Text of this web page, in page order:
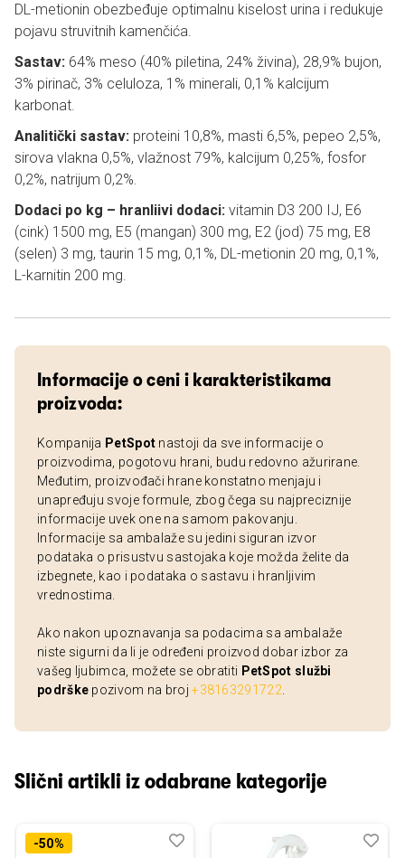
DL-metionin obezbeđuje optimalnu kiselost urina i redukuje
pojavu struvitnih kamenčića.
Sastav: 64% meso (40% piletina, 24% živina), 28,9% bujon,
3% pirinač, 3% celuloza, 1% minerali, 0,1% kalcijum
karbonat.
Analitički sastav: proteini 10,8%, masti 6,5%, pepeo 2,5%,
sirova vlakna 0,5%, vlažnost 79%, kalcijum 0,25%, fosfor
0,2%, natrijum 0,2%.
Dodaci po kg – hranliivi dodaci: vitamin D3 200 IJ, E6
(cink) 1500 mg, E5 (mangan) 300 mg, E2 (jod) 75 mg, E8
(selen) 3 mg, taurin 15 mg, 0,1%, DL-metionin 20 mg, 0,1%,
L-karnitin 200 mg.
Informacije o ceni i karakteristikama
proizvoda:
Kompanija PetSpot nastoji da sve informacije o
proizvodima, pogotovu hrani, budu redovno ažurirane.
Međutim, proizvođači hrane konstatno menjaju i
unapređuju svoje formule, zbog čega su najpreciznije
informacije uvek one na samom pakovanju.
Informacije sa ambalaže su jedini siguran izvor
podataka o prisustvu sastojaka koje možda želite da
izbegnete, kao i podataka o sastavu i hranljivim
vrednostima.
Ako nakon upoznavanja sa podacima sa ambalaže
niste sigurni da li je određeni proizvod dobar izbor za
vašeg ljubimca, možete se obratiti PetSpot službi
podrške pozivom na broj+38163291722
Slični artikli iz odabrane kategorije
-50%
Dodaj
Uporedi